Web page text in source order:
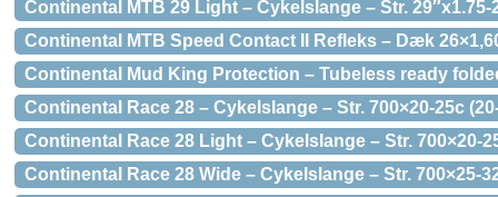
Continental MTB 29 Light – Cykelslange – Str. 29″x1.75-
Continental MTB Speed Contact II Refleks – Dæk
Continental Mud King Protection – Tubeless ready
Continental Race 28 – Cykelslange – Str. 700×20-25c
Continental Race 28 Light – Cykelslange – Str. 700×20-
Continental Race 28 Wide – Cykelslange – Str. 700×25-